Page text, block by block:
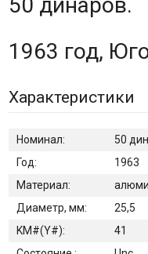
1963 год,
Характеристики
Номинал:
50
Год:
1963
Материал:
Диаметр, мм:
25,5
KM#(Y#):
41